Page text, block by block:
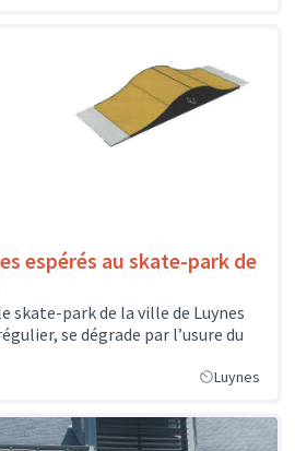
espérés au skate-park de
skate-park de la ville de Luynes
se dégrade par l’usure du
Luynes